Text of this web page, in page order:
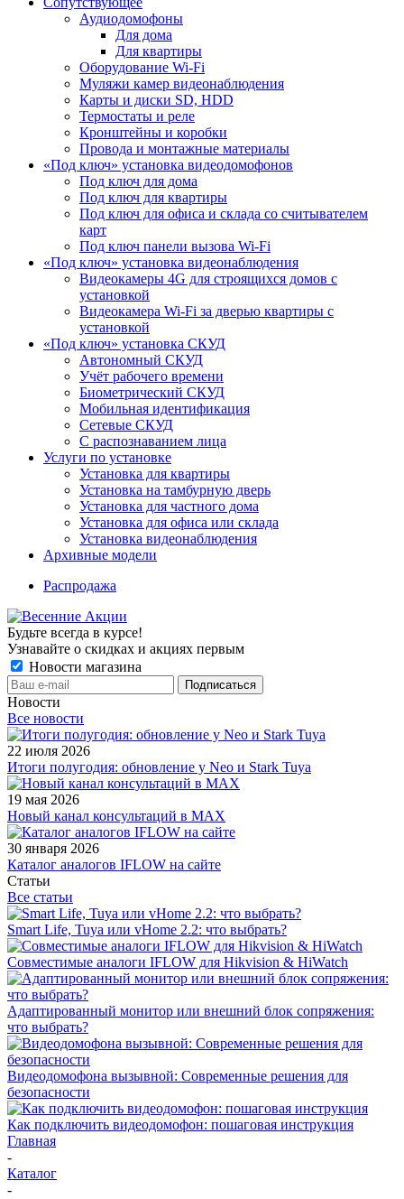
Аудиодомофоны
Для дома
Для квартиры
Оборудование Wi-Fi
Муляжи камер видеонаблюдения
Карты и диски SD, HDD
Термостаты и реле
Кронштейны и коробки
Провода и монтажные материалы
«Под ключ» установка видеодомофонов
Под ключ для дома
Под ключ для квартиры
Под ключ для офиса и склада со считывателем
карт
Под ключ панели вызова Wi-Fi
«Под ключ» установка видеонаблюдения
Видеокамеры 4G для строящихся домов с
установкой
Видеокамера Wi-Fi за дверью квартиры с
установкой
«Под ключ» установка СКУД
Автономный СКУД
Учёт рабочего времени
Биометрический СКУД
Мобильная идентификация
Сетевые СКУД
С распознаванием лица
Услуги по установке
Установка для квартиры
Установка на тамбурную дверь
Установка для частного дома
Установка для офиса или склада
Установка видеонаблюдения
Архивные модели
Распродажа
Будьте всегда в курсе!
Узнавайте о скидках и акциях первым
Новости магазина
Новости
Все новости
22 июля 2026
Итоги полугодия: обновление у Neo и Stark Tuya
19 мая 2026
Новый канал консультаций в MAX
30 января 2026
Каталог аналогов IFLOW на сайте
Статьи
Все статьи
Smart Life, Tuya или vHome 2.2: что выбрать?
Совместимые аналоги IFLOW для Hikvision & HiWatch
Адаптированный монитор или внешний блок сопряжения:
что выбрать?
Видеодомофона вызывной: Современные решения для
безопасности
Как подключить видеодомофон: пошаговая инструкция
Главная
-
Каталог
-